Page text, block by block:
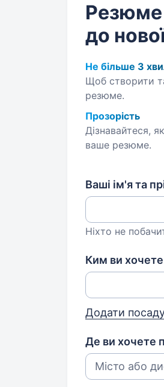
до
Не більше 3
Щоб створити
резюме.
Прозорість
Дізнавайтеся,
ваше резюме.
Ваші ім'я та
Ніхто не
Ким ви
Додати
Де ви хочете